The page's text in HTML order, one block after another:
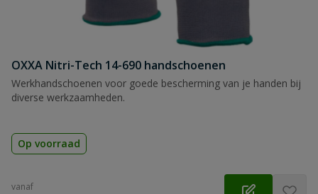
OXXA Nitri-Tech 14-690 handschoenen
Werkhandschoenen voor goede bescherming van je handen bij
diverse werkzaamheden.
Op voorraad
vanaf